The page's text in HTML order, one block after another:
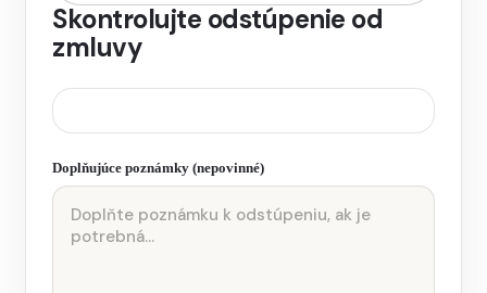
Skontrolujte odstúpenie od
zmluvy
Doplňujúce poznámky (nepovinné)